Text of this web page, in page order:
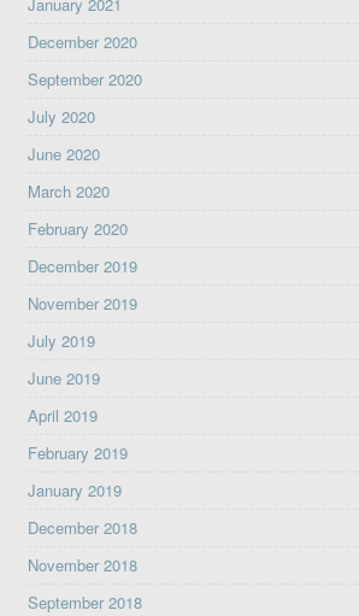
December 2020
September 2020
July 2020
June 2020
March 2020
February 2020
December 2019
November 2019
July 2019
June 2019
April 2019
February 2019
January 2019
December 2018
November 2018
September 2018